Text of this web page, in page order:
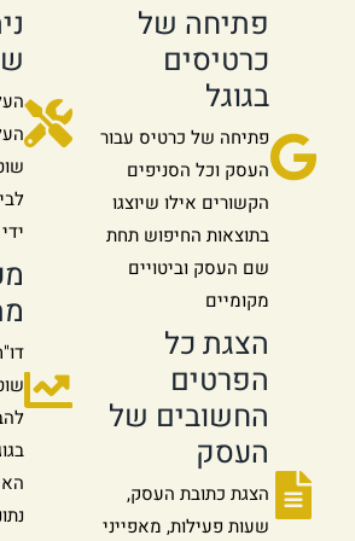
פתיחה של
כרטיסים
בגוגל
פתיחה של כרטיס עבור
העסק וכל הסניפים
הקשורים אילו שיוצגו
בתוצאות החיפוש תחת
שם העסק וביטויים
מקומיים
הצגת כל
הפרטים
החשובים של
העסק
הצגת כתובת העסק,
שעות פעילות, מאפייני